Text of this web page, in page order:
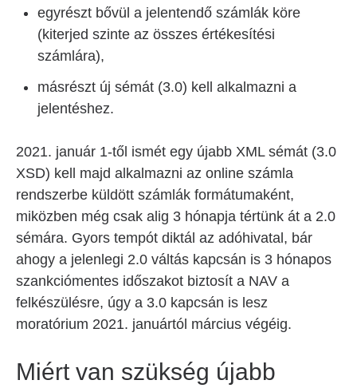
egyrészt bővül a jelentendő számlák köre
(kiterjed szinte az összes értékesítési
számlára),
másrészt új sémát (3.0) kell alkalmazni a
jelentéshez.
2021. január 1-től ismét egy újabb XML sémát (3.0
XSD) kell majd alkalmazni az online számla
rendszerbe küldött számlák formátumaként,
miközben még csak alig 3 hónapja tértünk át a 2.0
sémára. Gyors tempót diktál az adóhivatal, bár
ahogy a jelenlegi 2.0 váltás kapcsán is 3 hónapos
szankciómentes időszakot biztosít a NAV a
felkészülésre, úgy a 3.0 kapcsán is lesz
moratórium 2021. januártól március végéig.
Miért van szükség újabb